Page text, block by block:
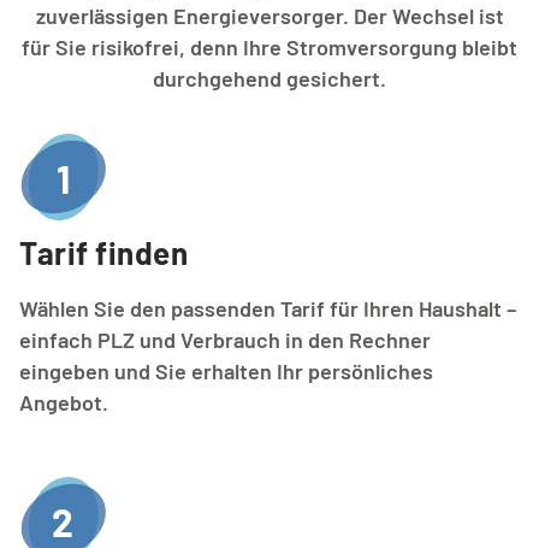
zuverlässigen Energieversorger. Der Wechsel ist
für Sie risikofrei, denn Ihre Stromversorgung bleibt
durchgehend gesichert.
1
Tarif finden
Wählen Sie den passenden Tarif für Ihren Haushalt –
einfach PLZ und Verbrauch in den Rechner
eingeben und Sie erhalten Ihr persönliches
Angebot.
2